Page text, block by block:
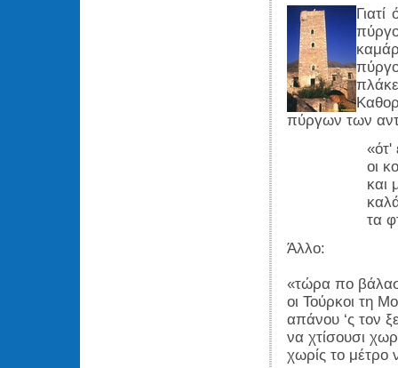
πύργων των
«ότ'
οι
και
τα
Άλλο:
«τώρα πο
οι Τούρκοι τη
απάνου ‘ς τον
να χτίσουσι
χωρίς το μέτρο